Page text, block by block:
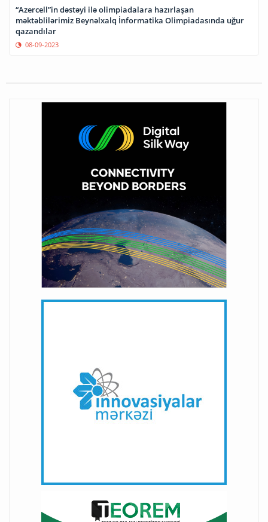
“Azercell”in dəstəyi ilə olimpiadalara hazırlaşan
məktəblilərimiz Beynəlxalq İnformatika Olimpiadasında uğur
qazandılar
08-09-2023